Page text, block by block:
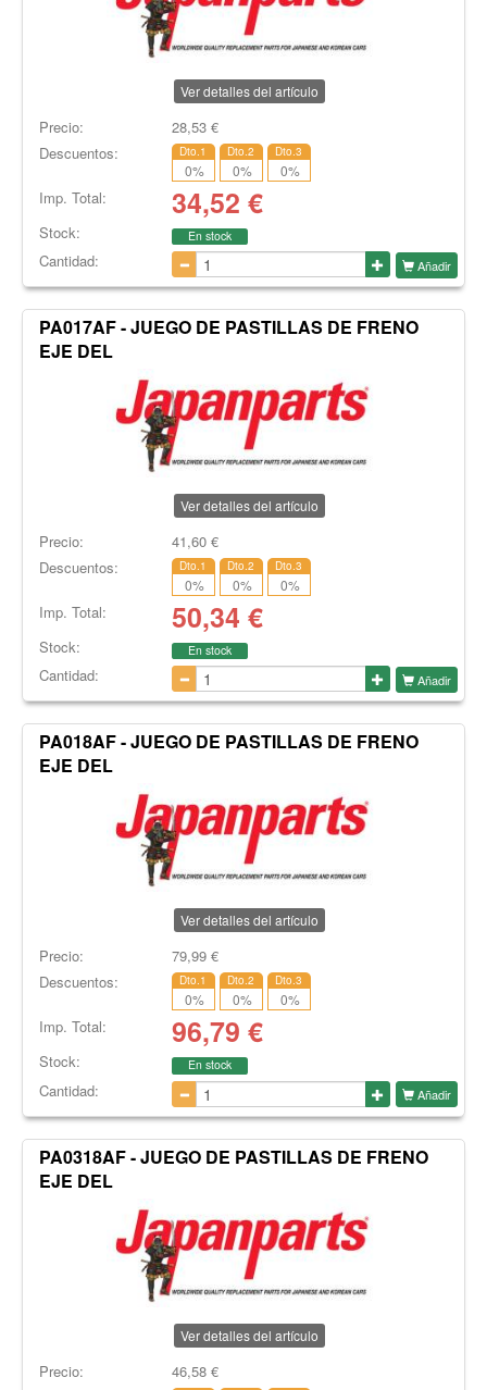
Ver detalles del artículo
Precio: 28,53€
Descuentos:
Dto.1
0%
Dto.2
0%
Dto.3
0%
Imp. Total: 34,52 €
Stock: En stock
Cantidad: Añadir
PA017AF - JUEGO DE PASTILLAS DE FRENO
EJE DEL
Ver detalles del artículo
Precio: 41,60€
Descuentos:
Dto.1
0%
Dto.2
0%
Dto.3
0%
Imp. Total: 50,34 €
Stock: En stock
Cantidad: Añadir
PA018AF - JUEGO DE PASTILLAS DE FRENO
EJE DEL
Ver detalles del artículo
Precio: 79,99€
Descuentos:
Dto.1
0%
Dto.2
0%
Dto.3
0%
Imp. Total: 96,79 €
Stock: En stock
Cantidad: Añadir
PA0318AF - JUEGO DE PASTILLAS DE FRENO
EJE DEL
Ver detalles del artículo
Precio: 46,58€